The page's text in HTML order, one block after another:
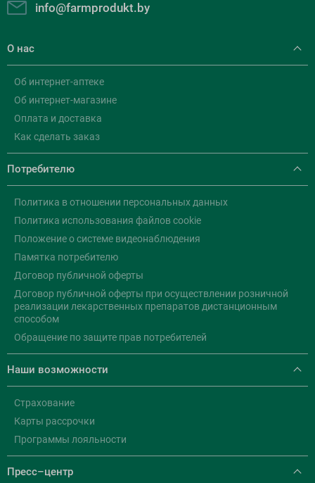
info@farmprodukt.by
О нас
Об интернет-аптеке
Об интернет-магазине
Оплата и доставка
Как сделать заказ
Потребителю
Политика в отношении персональных данных
Политика использования файлов cookie
Положение о системе видеонаблюдения
Памятка потребителю
Договор публичной оферты
Договор публичной оферты при осуществлении розничной
реализации лекарственных препаратов дистанционным
способом
Обращение по защите прав потребителей
Наши возможности
Страхование
Карты рассрочки
Программы лояльности
Пресс–центр